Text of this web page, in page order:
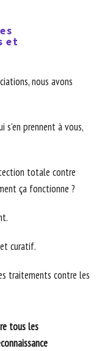
et
nous avons
s’en prennent à vous,
totale contre
ça fonctionne ?
curatif.
traitements contre les
tous les